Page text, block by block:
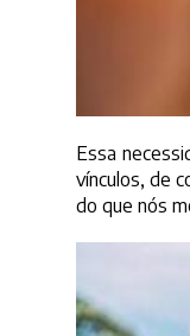
Essa
vínculos, de
do que nós